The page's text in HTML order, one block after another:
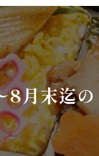
月末迄
種類で選ぶ